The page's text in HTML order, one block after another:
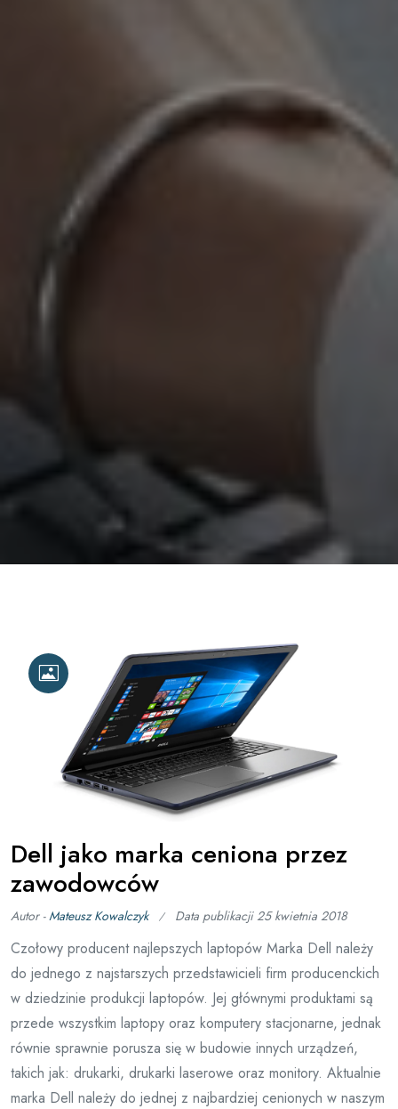
Dell jako marka ceniona przez
zawodowców
Autor -Mateusz Kowalczyk Data publikacji25 kwietnia 2018
Czołowy producent najlepszych laptopów Marka Dell należy
do jednego z najstarszych przedstawicieli firm producenckich
w dziedzinie produkcji laptopów. Jej głównymi produktami są
przede wszystkim laptopy oraz komputery stacjonarne, jednak
równie sprawnie porusza się w budowie innych urządzeń,
takich jak: drukarki, drukarki laserowe oraz monitory. Aktualnie
marka Dell należy do jednej z najbardziej cenionych w naszym